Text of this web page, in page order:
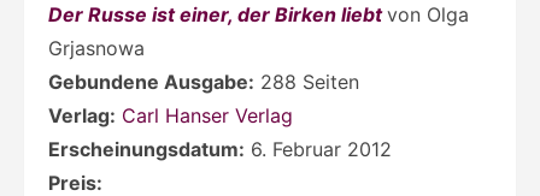
Der Russe ist einer, der Birken liebt von Olga
Grjasnowa
Gebundene Ausgabe: 288 Seiten
Verlag: Carl Hanser Verlag
Erscheinungsdatum: 6. Februar 2012
Preis: